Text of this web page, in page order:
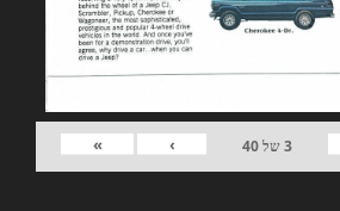
3של40
›
»